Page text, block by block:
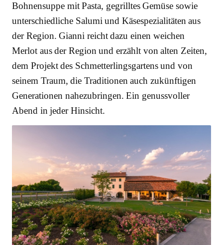
Bohnensuppe mit Pasta, gegrilltes Gemüse sowie
unterschiedliche Salumi und Käsespezialitäten aus
der Region. Gianni reicht dazu einen weichen
Merlot aus der Region und erzählt von alten Zeiten,
dem Projekt des Schmetterlingsgartens und von
seinem Traum, die Traditionen auch zukünftigen
Generationen nahezubringen. Ein genussvoller
Abend in jeder Hinsicht.